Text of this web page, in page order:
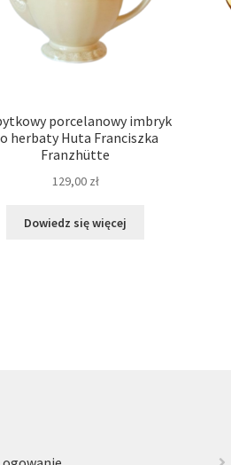
porcelanowy imbryk
herbaty Huta Franciszka
Franzhütte
129,00 zł
Dowiedz się więcej